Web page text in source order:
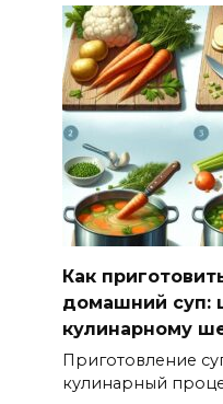
Как
домашний суп:
кулинарному
Приготовление
кулинарный